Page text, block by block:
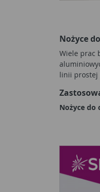
Nożyce
Wiele prac
linii prostej
Nożyce do
połaci z
także w
zastąpić je
Jak